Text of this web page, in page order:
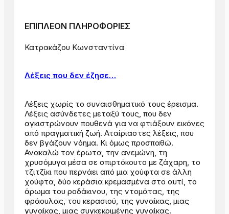
ΕΠΙΠΛΕΟΝ ΠΛΗΡΟΦΟΡΙΕΣ
Κατρακάζου Κωνσταντίνα
Λέξεις που δεν έζησε…
Λέξεις χωρίς το συναισθηματικό τους έρεισμα.
Λέξεις ασύνδετες μεταξύ τους, που δεν
αγκιστρώνουν πουθενά για να φτιάξουν εικόνες
από πραγματική ζωή. Αταίριαστες λέξεις, που
δεν βγάζουν νόημα. Κι όμως προσπαθώ.
Ανακαλώ τον έρωτα, την ανεμώνη, τη
χρυσόμυγα μέσα σε σπιρτόκουτο με ζάχαρη, το
τζιτζίκι που περνάει από μια χούφτα σε άλλη
χούφτα, δύο κεράσια κρεμασμένα στο αυτί, το
άρωμα του ροδάκινου, της ντομάτας, της
φράουλας, του κερασιού, της γυναίκας, μιας
γυναίκας, μιας συγκεκριμένης γυναίκας.